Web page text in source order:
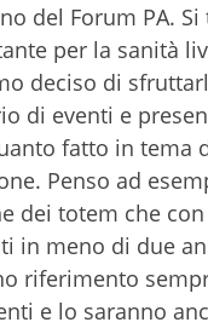
del Forum PA.
per la sanità
deciso di
di eventi e
fatto in tema
Penso ad
dei totem che
in meno di due
riferimento
e lo saranno